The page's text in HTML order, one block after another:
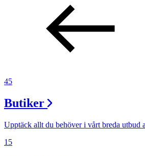
Praktisk information
45
Butiker
Upptäck allt du behöver i vårt breda utbud
15